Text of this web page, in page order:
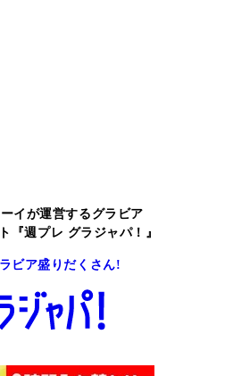
イが運営するグラビア
『週プレ グラジャパ！』
ビア盛りだくさん!